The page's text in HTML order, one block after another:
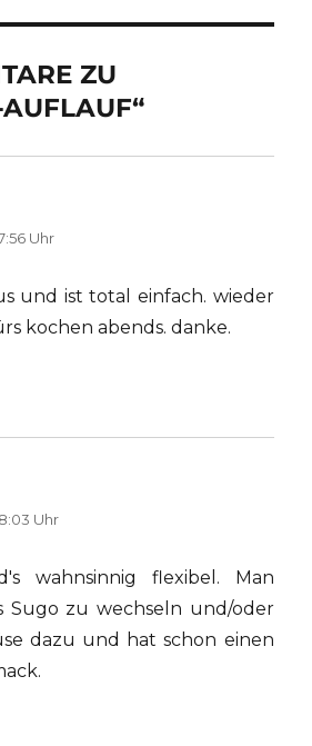
ZU
Uhr
und ist total einfach. wieder
kochen abends. danke.
Uhr
wahnsinnig flexibel. Man
Sugo zu wechseln und/oder
dazu und hat schon einen